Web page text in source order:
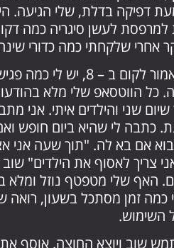
דפיקה בדלת, שלי הגיעה.
לעשן סיגריה כמה
אחרי שלקחתי כמה כדורי
כל הווטסאפ שלי מלא
שיום שני והילדים איתי. אני
כתבה לי שהיא ביום חופש
האף שלי מטפטף נוזל ומלא
השימוש.
שוב ויוצא החוצה. אוסף